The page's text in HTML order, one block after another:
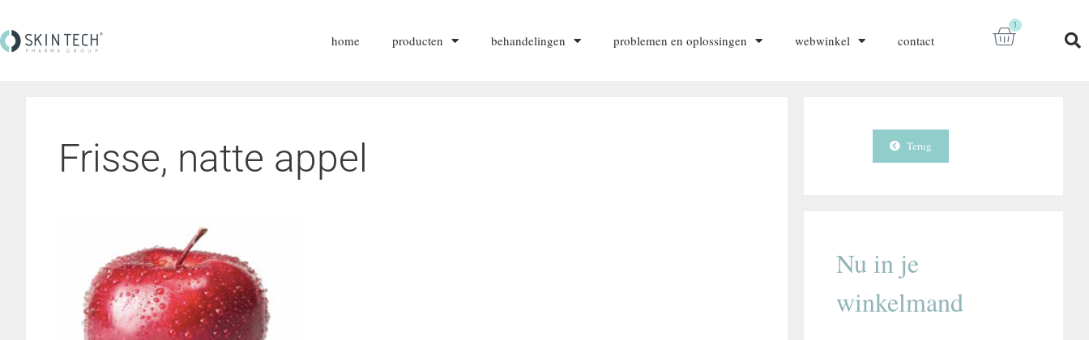
home producten behandelingen problemen en oplossingen webwinkel contact
1
Frisse, natte appel Terug
Nu in je
winkelmand